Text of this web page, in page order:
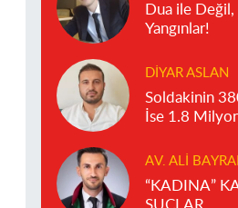
Dua ile
Yangınlar!
DIYAR ASLAN
Soldakinin
İse 1.8
AV. ALI
“KADINA”
SUÇLAR